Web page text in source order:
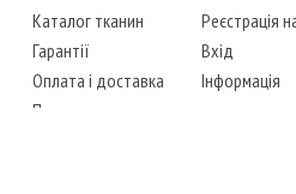
Каталог тканин
Гарантії
Оплата і доставка
Повернення товару
Реєстрація
Вхід
Інформація